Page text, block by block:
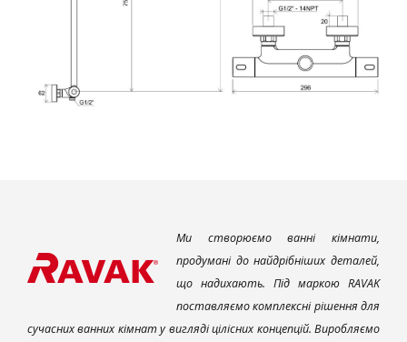
Ми створюємо ванні кімнати,
продумані до найдрібніших деталей,
що надихають. Під маркою RAVAK
поставляємо комплексні рішення для
сучасних ванних кімнат у вигляді цілісних концепцій. Виробляємо